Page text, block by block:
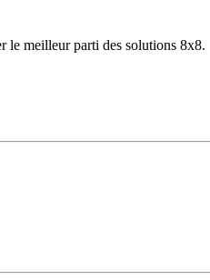
le meilleur parti des solutions 8x8.